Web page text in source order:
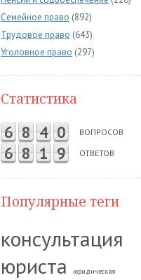
Семейное право (892)
Трудовое право (643)
Уголовное право (297)
Статистика
6 8 4 0 ВОПРОСОВ
6 8 1 9 ОТВЕТОВ
Популярные теги
консультация
юриста
юридическая